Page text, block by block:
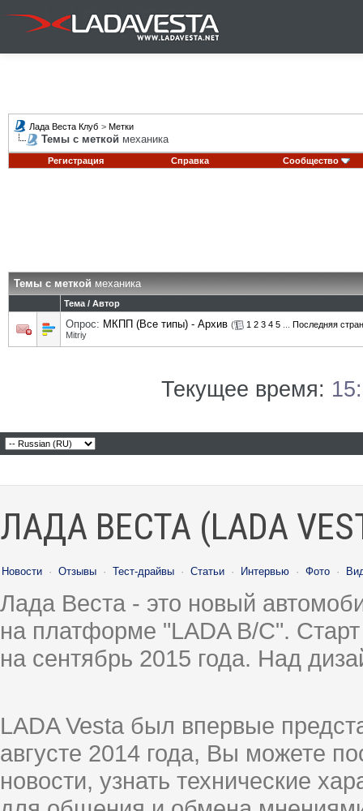
Лада Веста Клуб > Метки
Темы с меткой механика
Регистрация Справка Сообщество
Темы с меткоймеханика
Тема / Автор
Опрос: МКПП (Все типы) - Архив ( 1 2 3 4 5
Последняя
Mitriy
Текущее время:
ЛАДА ВЕСТА (LADA
Новости · Отзывы · Тест-драйвы · Статьи · Интервью · Фото ·
Лада Веста - это новый
на платформе "LADA B/C".
на сентябрь 2015 года. Над
LADA Vesta был впервые
августе 2014 года, Вы можете
новости, узнать технические